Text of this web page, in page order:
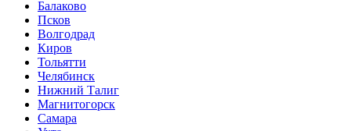
Балаково
Псков
Волгодрад
Киров
Тольятти
Челябинск
Нижний Талиг
Магнитогорск
Самара